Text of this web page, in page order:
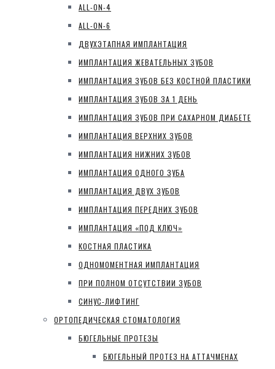
ALL-ON-4
ALL-ON-6
ДВУХЭТАПНАЯ ИМПЛАНТАЦИЯ
ИМПЛАНТАЦИЯ ЖЕВАТЕЛЬНЫХ ЗУБОВ
ИМПЛАНТАЦИЯ ЗУБОВ БЕЗ КОСТНОЙ ПЛАСТИКИ
ИМПЛАНТАЦИЯ ЗУБОВ ЗА 1 ДЕНЬ
ИМПЛАНТАЦИЯ ЗУБОВ ПРИ САХАРНОМ ДИАБЕТЕ
ИМПЛАНТАЦИЯ ВЕРХНИХ ЗУБОВ
ИМПЛАНТАЦИЯ НИЖНИХ ЗУБОВ
ИМПЛАНТАЦИЯ ОДНОГО ЗУБА
ИМПЛАНТАЦИЯ ДВУХ ЗУБОВ
ИМПЛАНТАЦИЯ ПЕРЕДНИХ ЗУБОВ
ИМПЛАНТАЦИЯ «ПОД КЛЮЧ»
КОСТНАЯ ПЛАСТИКА
ОДНОМОМЕНТНАЯ ИМПЛАНТАЦИЯ
ПРИ ПОЛНОМ ОТСУТСТВИИ ЗУБОВ
СИНУС-ЛИФТИНГ
ОРТОПЕДИЧЕСКАЯ СТОМАТОЛОГИЯ
БЮГЕЛЬНЫЕ ПРОТЕЗЫ
БЮГЕЛЬНЫЙ ПРОТЕЗ НА АТТАЧМЕНАХ